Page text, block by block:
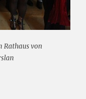
Rathaus von